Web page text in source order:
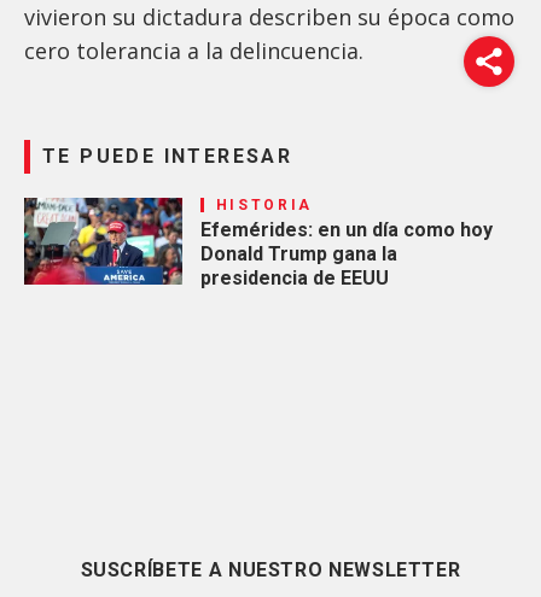
vivieron su dictadura describen su época como
cero tolerancia a la delincuencia.
TE PUEDE INTERESAR
HISTORIA
Efemérides: en un día como hoy
Donald Trump gana la
presidencia de EEUU
SUSCRÍBETE A NUESTRO NEWSLETTER